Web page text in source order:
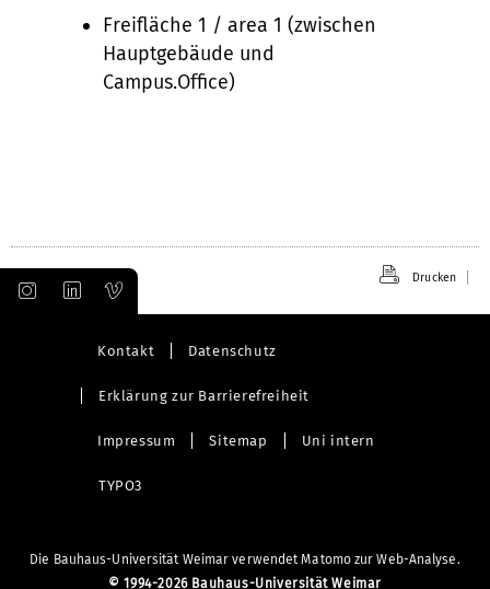
Freifläche 1 / area 1 (zwischen
Hauptgebäude und
Campus.Office)
Drucken
Kontakt Datenschutz
Erklärung zur Barrierefreiheit
Impressum Sitemap Uni intern
TYPO3
Die Bauhaus-Universität Weimar verwendet Matomo zur Web-Analyse.
© 1994-2026 Bauhaus-Universität Weimar